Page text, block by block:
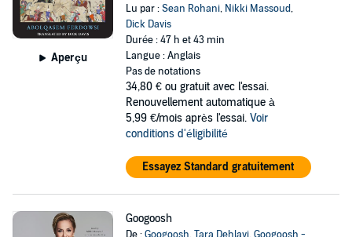
Aperçu
Lu par :Sean Rohani, Nikki Massoud,
Dick Davis
Durée : 47 h et 43 min
Langue : Anglais
Pas de notations
34,80 € ou gratuit avec l'essai.
Renouvellement automatique à
5,99 €/mois après l'essai. Voir
conditions d'éligibilité
Essayez Standard gratuitement
Googoosh